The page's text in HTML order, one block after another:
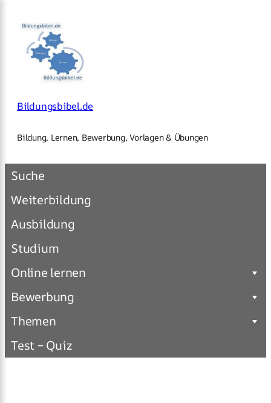
Inhalt
springen
Bildungsbibel.de
Bildung, Lernen, Bewerbung, Vorlagen & Übungen
Suche
Weiterbildung
Ausbildung
Studium
Online lernen
Bewerbung
Themen
Test – Quiz